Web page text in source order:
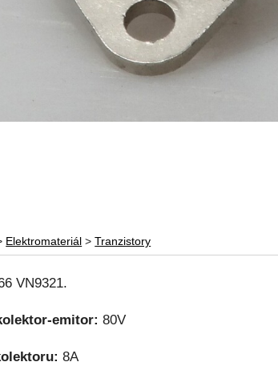
Elektromateriál >Tranzistory
VN9321.
emitor: 80V
8A